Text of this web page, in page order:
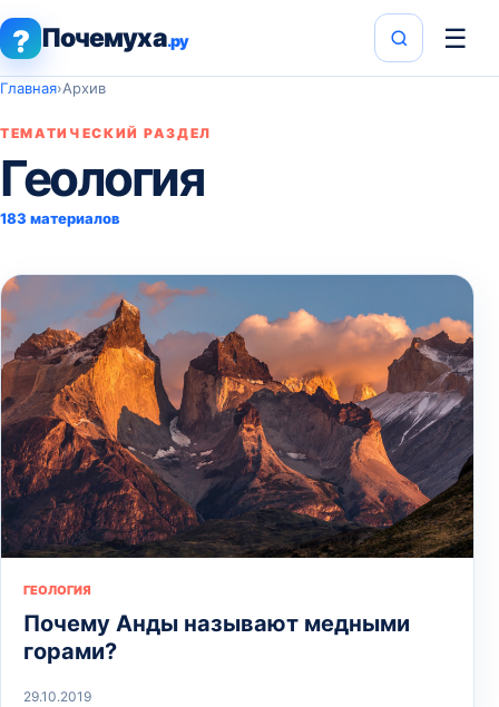
? Почемуха.ру ☰
Главная›Архив
ТЕМАТИЧЕСКИЙ РАЗДЕЛ
Геология
183 материалов
ГЕОЛОГИЯ
Почему Анды называют медными
горами?
29.10.2019